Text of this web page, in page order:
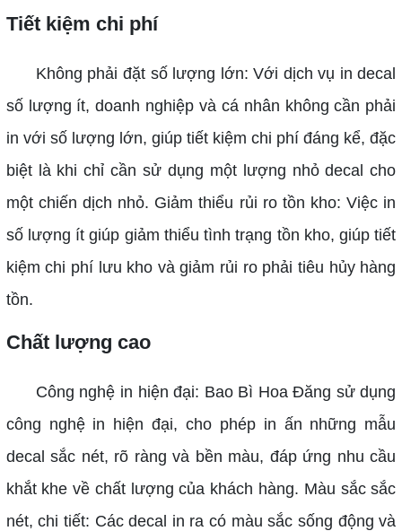
Tiết kiệm chi phí
Không phải đặt số lượng lớn: Với dịch vụ in decal
số lượng ít, doanh nghiệp và cá nhân không cần phải
in với số lượng lớn, giúp tiết kiệm chi phí đáng kể, đặc
biệt là khi chỉ cần sử dụng một lượng nhỏ decal cho
một chiến dịch nhỏ. Giảm thiểu rủi ro tồn kho: Việc in
số lượng ít giúp giảm thiểu tình trạng tồn kho, giúp tiết
kiệm chi phí lưu kho và giảm rủi ro phải tiêu hủy hàng
tồn.
Chất lượng cao
Công nghệ in hiện đại: Bao Bì Hoa Đăng sử dụng
công nghệ in hiện đại, cho phép in ấn những mẫu
decal sắc nét, rõ ràng và bền màu, đáp ứng nhu cầu
khắt khe về chất lượng của khách hàng. Màu sắc sắc
nét, chi tiết: Các decal in ra có màu sắc sống động và